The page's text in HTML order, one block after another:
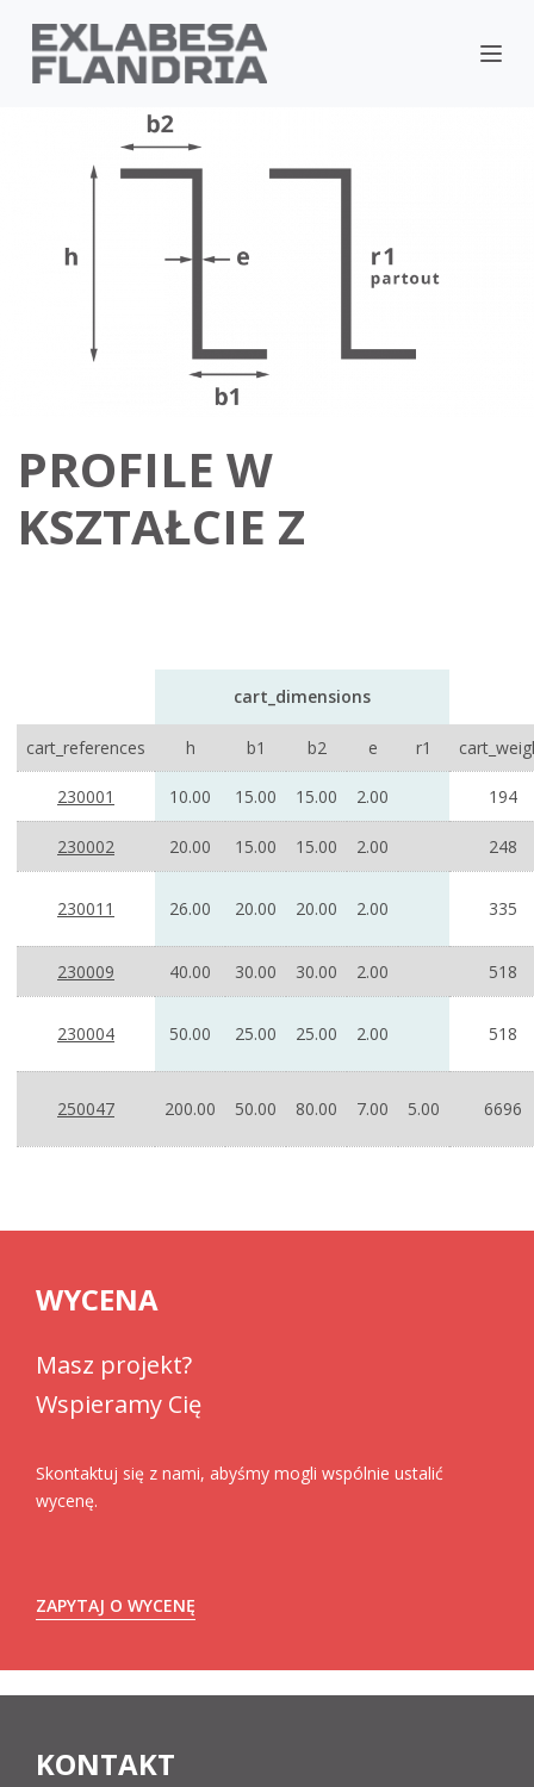
PROFILE W
KSZTAŁCIE Z
cart_dimensions
cart_references h b1 b2 e r1
230001 10.00 15.00 15.00 2.00 194
230002 20.00 15.00 15.00 2.00 248
230011 26.00 20.00 20.00 2.00 335
230009 40.00 30.00 30.00 2.00 518
230004 50.00 25.00 25.00 2.00 518
250047 200.00 50.00 80.00 7.00 5.00 6696
WYCENA
Masz projekt?
Wspieramy Cię
Skontaktuj się z nami, abyśmy mogli wspólnie ustalić
wycenę.
ZAPYTAJ O WYCENĘ
KONTAKT